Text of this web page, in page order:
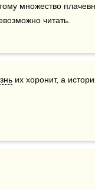
множество
читать.
их хоронит, а